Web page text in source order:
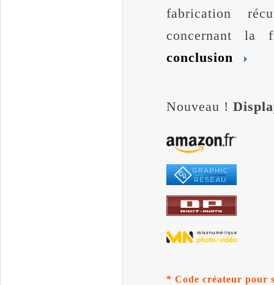
fabrication
concernant
conclusion
Nouveau !
* Code créateur pour